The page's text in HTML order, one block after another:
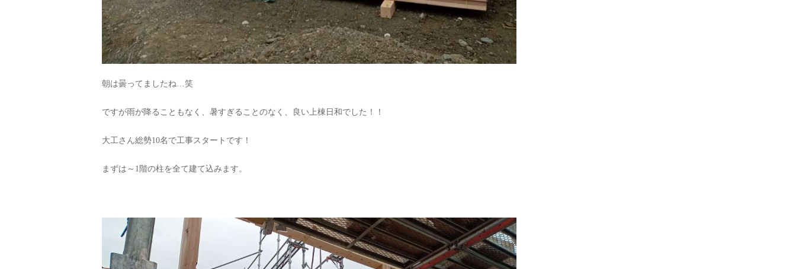
朝は曇ってましたね…笑
ですが雨が降ることもなく、暑すぎることのなく、良い上棟日和でした！！
大工さん総勢10名で工事スタートです！
まずは～1階の柱を全て建て込みます。